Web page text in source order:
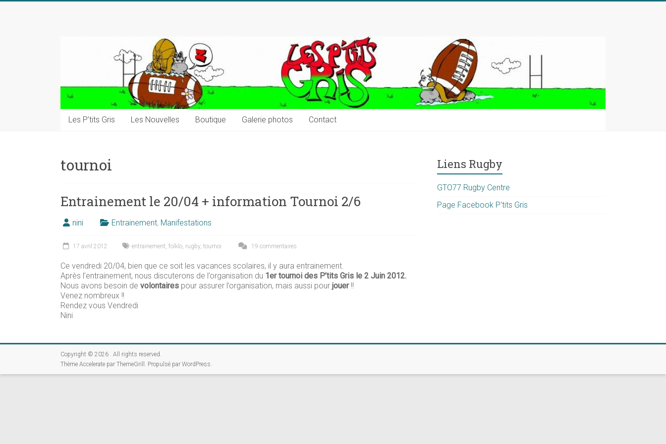
Les P’tits Gris Les Nouvelles Boutique Galerie photos Contact
tournoi
Entrainement le 20/04 + information Tournoi 2/6
nini Entrainement, Manifestations
17 avril 2012 entrainement folklo rugby, tournoi 19 commentaires
Ce vendredi 20/04, bien que ce soit les vacances scolaires, il y aura entrainement.
Après l’entrainement, nous discuterons de l’organisation du 1er tournoi des P’tits Gris le 2 Juin 2012.
Nous avons besoin de volontaires pour assurer l’organisation, mais aussi pour jouer!!
Venez nombreux !!
Rendez vous Vendredi
Nini
Liens Rugby
GTO77 Rugby Centre
Page Facebook P'tits Gris
Copyright © 2026
. All rights reserved.
Thème Accelerate par ThemeGrill. Propulsé par WordPress